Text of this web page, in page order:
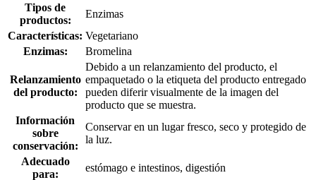
Tipos de
productos:
Enzimas
Características: Vegetariano
Enzimas:
Bromelina
Relanzamiento
del producto:
Debido a un relanzamiento del producto, el
empaquetado o la etiqueta del producto entregado
pueden diferir visualmente de la imagen del
producto que se muestra.
Información
sobre
conservación:
Conservar en un lugar fresco, seco y protegido de
la luz.
Adecuado
para:
estómago e intestinos, digestión